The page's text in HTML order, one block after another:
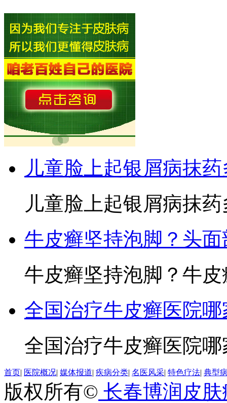
儿童脸上起银屑病抹
儿童脸上起银屑病抹
牛皮癣坚持泡脚？头面
牛皮癣坚持泡脚？牛
全国治疗牛皮癣医院哪
全国治疗牛皮癣医院
首页| 医院概况| 媒体报道| 疾病分类| 名医风采| 特色疗法| 典型
版权所有© 长春博润皮